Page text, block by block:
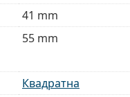
Прочетете
41 mm
55 mm
Квадратна